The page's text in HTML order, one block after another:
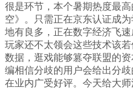
很是环节，本个暑期热度最
空》。只需正在京东认证成
地有良多，正在数字经济飞
玩家还不太领会这些技术该
数据，逛戏能够篡夺联盟的
编相信分歧的用户会给出分
在业内广受好评。今天给大